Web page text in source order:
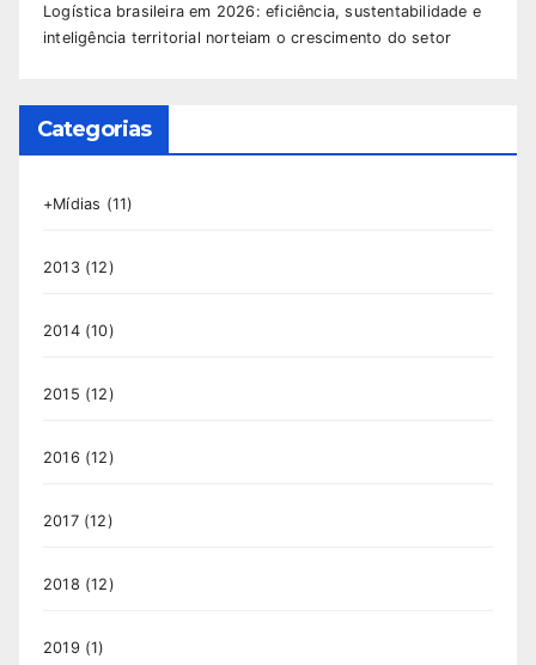
Logística brasileira em 2026: eficiência, sustentabilidade e
inteligência territorial norteiam o crescimento do setor
Categorias
+Mídias (11)
2013(12)
2014(10)
2015 (12)
2016 (12)
2017(12)
2018 (12)
2019 (1)